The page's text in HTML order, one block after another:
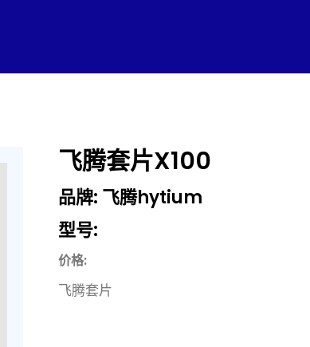
飞腾套片X100
品牌: 飞腾hytium
型号:
价格:
飞腾套片